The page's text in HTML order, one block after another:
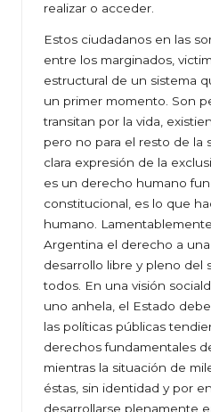
realizar o acceder.
Estos ciudadanos en las
entre los marginados,
estructural de un sistema
un primer momento. Son
transitan por la vida,
pero no para el resto de la
clara expresión de la
es un derecho humano
constitucional, es lo que
humano.
Argentina el derecho a
desarrollo libre y pleno del
todos. En una visión
uno anhela, el Estado
las políticas públicas
derechos fundamentales
mientras la situación de
éstas, sin identidad y por
desarrollarse plenamente